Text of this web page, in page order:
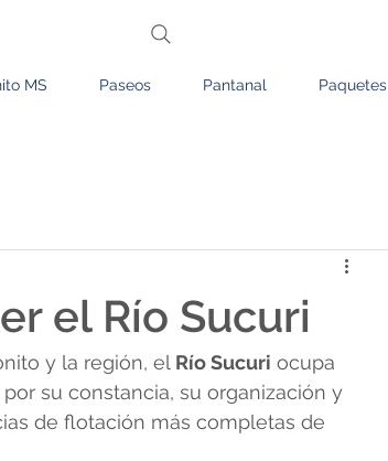
MS Paseos Pantanal Paquetes
el Río Sucuri
y la región, el Río Sucuri ocupa
su constancia, su organización y
de flotación más completas de